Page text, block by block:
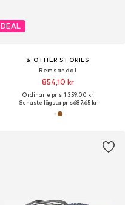
DEAL
& OTHER STORIES
Remsandal
854,10 kr
Ordinarie pris: 1 359,00 kr
Senaste lägsta pris:687,65 kr